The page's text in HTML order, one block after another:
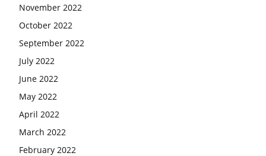
November 2022
October 2022
September 2022
July 2022
June 2022
May 2022
April 2022
March 2022
February 2022